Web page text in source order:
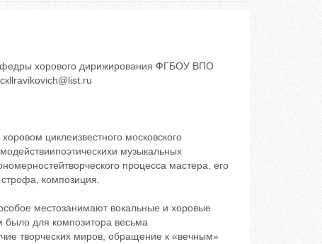
хорового дирижирования ФГБОУ ВПО
циклеизвестного московского
музыкальных
процесса мастера, его
композиция.
местозанимают вокальные и хоровые
было для композитора весьма
творческих миров, обращение к «вечным»